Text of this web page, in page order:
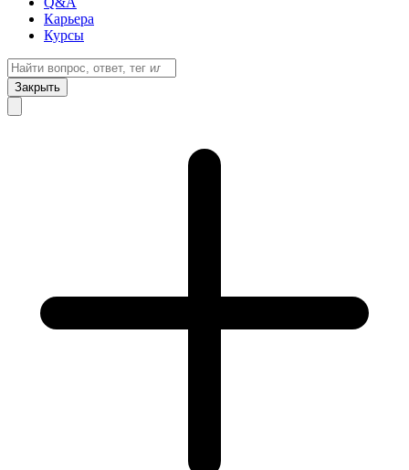
Карьера
Курсы
Закрыть